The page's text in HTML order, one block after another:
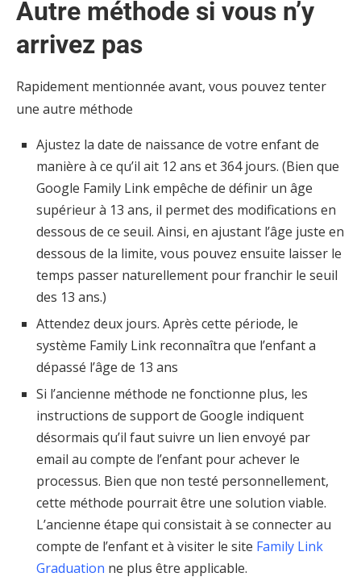
Autre méthode si vous n’y
arrivez pas
Rapidement mentionnée avant, vous pouvez tenter
une autre méthode
Ajustez la date de naissance de votre enfant de
manière à ce qu’il ait 12 ans et 364 jours. (Bien que
Google Family Link empêche de définir un âge
supérieur à 13 ans, il permet des modifications en
dessous de ce seuil. Ainsi, en ajustant l’âge juste en
dessous de la limite, vous pouvez ensuite laisser le
temps passer naturellement pour franchir le seuil
des 13 ans.)
Attendez deux jours. Après cette période, le
système Family Link reconnaîtra que l’enfant a
dépassé l’âge de 13 ans
Si l’ancienne méthode ne fonctionne plus, les
instructions de support de Google indiquent
désormais qu’il faut suivre un lien envoyé par
email au compte de l’enfant pour achever le
processus. Bien que non testé personnellement,
cette méthode pourrait être une solution viable.
L’ancienne étape qui consistait à se connecter au
compte de l’enfant et à visiter le site Family Link
Graduation ne plus être applicable.